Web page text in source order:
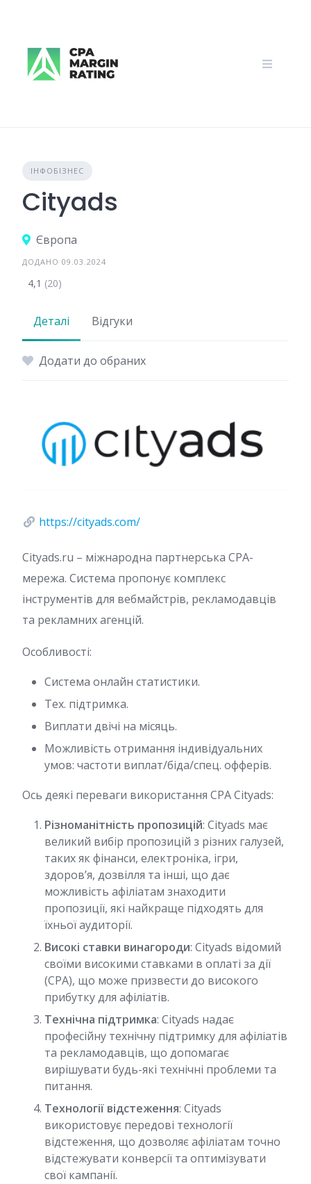
ІНФОБІЗНЕС
Cityads
Європа
ДОДАНО 09.03.2024
4,1 (20)
Деталі Відгуки
Додати до обраних
https://cityads.com/
Cityads.ru – міжнародна партнерська CPA-
мережа. Система пропонує комплекс
інструментів для вебмайстрів, рекламодавців
та рекламних агенцій.
Особливості:
Система онлайн статистики.
Тех. підтримка.
Виплати двічі на місяць.
Можливість отримання індивідуальних
умов: частоти виплат/біда/спец. офферів.
Ось деякі переваги використання СРА Cityads:
Різноманітність пропозицій: Cityads має
великий вибір пропозицій з різних галузей,
таких як фінанси, електроніка, ігри,
здоров’я, дозвілля та інші, що дає
можливість афіліатам знаходити
пропозиції, які найкраще підходять для
їхньої аудиторії.
Високі ставки винагороди: Cityads відомий
своїми високими ставками в оплаті за дії
(CPA), що може призвести до високого
прибутку для афіліатів.
Технічна підтримка: Cityads надає
професійну технічну підтримку для афіліатів
та рекламодавців, що допомагає
вирішувати будь-які технічні проблеми та
питання.
Технології відстеження: Cityads
використовує передові технології
відстеження, що дозволяє афіліатам точно
відстежувати конверсії та оптимізувати
свої кампанії.